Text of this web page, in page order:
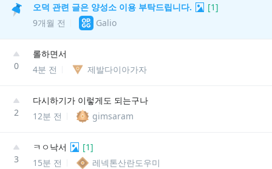
오덕 관련 글은 양성소 이용 부탁드립니다. [1]
9개월 전
Galio
0
롤하면서
4분 전
제발다이아가자
2
다시하기가 이렇게도 되는구나
12분 전
gimsaram
3
ㅋㅇ낙서 [1]
15분 전
레넥톤산란도우미